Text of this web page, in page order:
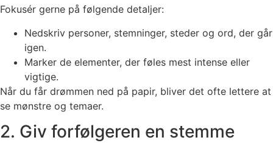
Fokusér gerne på følgende detaljer:
Nedskriv personer, stemninger, steder og ord, der går
igen.
Marker de elementer, der føles mest intense eller
vigtige.
Når du får drømmen ned på papir, bliver det ofte lettere at
se mønstre og temaer.
2. Giv forfølgeren en stemme